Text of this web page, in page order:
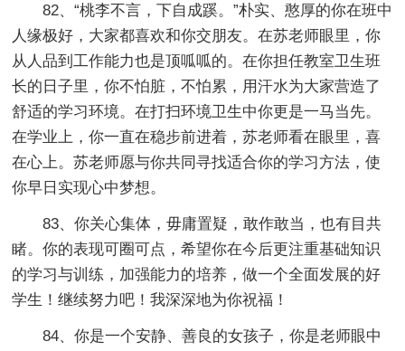
82、“桃李不言，下自成蹊。”朴实、憨厚的你在班中
人缘极好，大家都喜欢和你交朋友。在苏老师眼里，你
从人品到工作能力也是顶呱呱的。在你担任教室卫生班
长的日子里，你不怕脏，不怕累，用汗水为大家营造了
舒适的学习环境。在打扫环境卫生中你更是一马当先。
在学业上，你一直在稳步前进着，苏老师看在眼里，喜
在心上。苏老师愿与你共同寻找适合你的学习方法，使
你早日实现心中梦想。
83、你关心集体，毋庸置疑，敢作敢当，也有目共
睹。你的表现可圈可点，希望你在今后更注重基础知识
的学习与训练，加强能力的培养，做一个全面发展的好
学生！继续努力吧！我深深地为你祝福！
84、你是一个安静、善良的女孩子，你是老师眼中